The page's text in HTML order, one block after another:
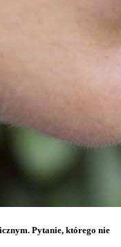
Pytanie, którego nie